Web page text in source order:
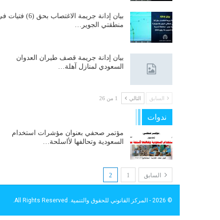
بيان إدانة جريمة الاغتصاب بحق (6)
منطقتي الجوير…
بيان إدانة جريمة قصف طيران العدوان
السعودي لمنازل آهلة…
السابق التالي 1 من 26
ندوات
مؤتمر صحفي بعنوان مؤشرات استخدام
السعودية وتحالفها لأاسلحة…
السابق 1
2
© 2026 - المركز القانوني للحقوق والتنمية. All Rights Reserved.